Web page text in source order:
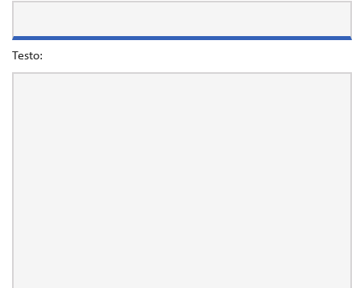
Testo: